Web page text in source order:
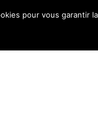
pour vous garantir